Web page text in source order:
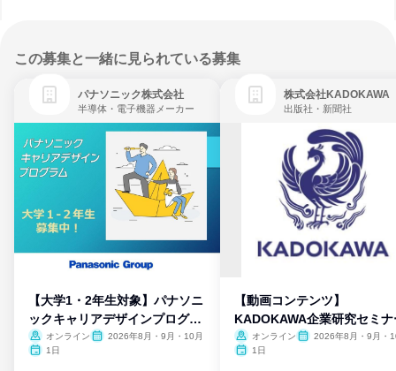
この募集と一緒に見られている募集
パナソニック株式会社
半導体・電子機器メーカー
【大学1・2年生対象】パナソニ
ックキャリアデザインプログラ
ム
オンライン
2026年8月・9月・10月
1日
株式会社KADOKAWA
出版社・新聞社
【動画コンテンツ】
KADOKAWA企業研究セミナ
オンライン
2026年8月・9月・
1日